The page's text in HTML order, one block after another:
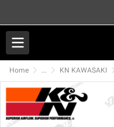
Home ... KN KAWASAKI